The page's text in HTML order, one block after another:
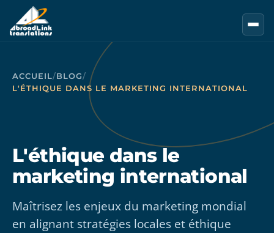
Aller au contenu principal
ACCUEIL/BLOG/
L'ÉTHIQUE DANS LE MARKETING INTERNATIONAL
L'éthique dans le
marketing international
Maîtrisez les enjeux du marketing mondial
en alignant stratégies locales et éthique